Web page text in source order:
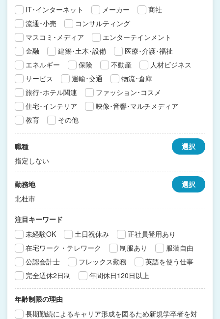
IT･インターネット
メーカー
商社
流通･小売
コンサルティング
マスコミ･メディア
エンターテインメント
金融
建築･土木･設備
医療･介護･福祉
エネルギー
保険 不動産
人材ビジネス
サービス
運輸･交通
物流･倉庫
旅行･ホテル関連
ファッション･コスメ
住宅･インテリア
映像･音響･マルチメディア
教育
その他
職種
指定しない
選択
勤務地
北杜市
選択
注目キーワード
未経験OK
土日祝休み
正社員登用あり
在宅ワーク・テレワーク
制服あり
服装自由
公認会計士
フレックス勤務
英語を使う仕事
完全週休2日制
年間休日120日以上
年齢制限の理由
長期勤続によるキャリア形成を図るため新規学卒者を対